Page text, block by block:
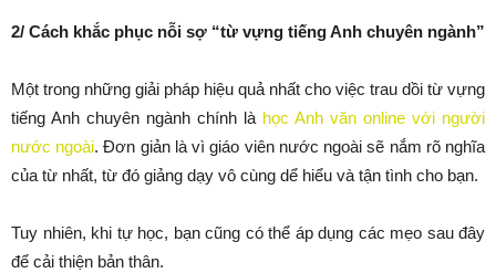
2/ Cách khắc phục nỗi sợ “từ vựng tiếng Anh chuyên ngành”
Một trong những giải pháp hiệu quả nhất cho việc trau dồi từ vựng
tiếng Anh chuyên ngành chính là học Anh văn online với người
nước ngoài. Đơn giản là vì giáo viên nước ngoài sẽ nắm rõ nghĩa
của từ nhất, từ đó giảng dạy vô cùng dể hiểu và tận tình cho bạn.
Tuy nhiên, khi tự học, bạn cũng có thể áp dụng các mẹo sau đây
để cải thiện bản thân.